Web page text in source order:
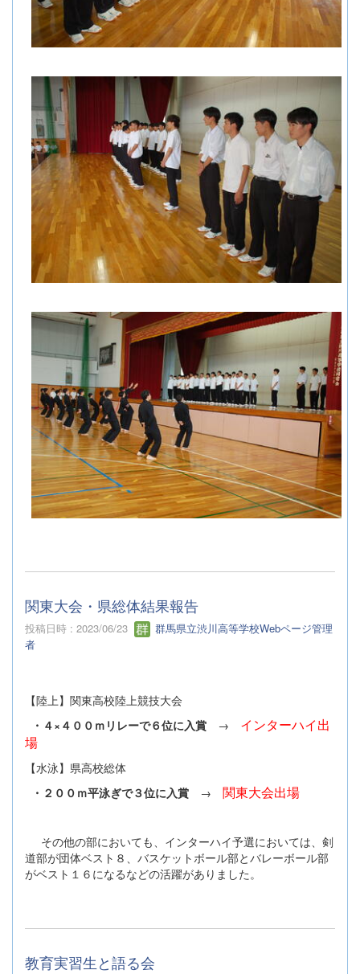
関東大会・県総体結果報告
投稿日時 : 2023/06/23
群馬県立渋川高等学校Webページ管理
者
【陸上】関東高校陸上競技大会
・４×４００ｍリレーで６位に入賞 → インターハイ出
場
【水泳】県高校総体
・２００ｍ平泳ぎで３位に入賞 → 関東大会出場
その他の部においても、インターハイ予選においては、剣
道部が団体ベスト８、バスケットボール部とバレーボール部
がベスト１６になるなどの活躍がありました。
教育実習生と語る会